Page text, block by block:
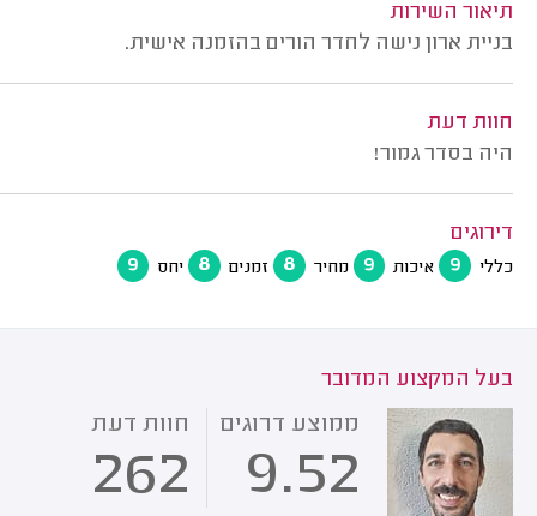
תיאור השירות
בניית ארון נישה לחדר הורים בהזמנה אישית.
חוות דעת
היה בסדר גמור!
דירוגים
כללי 9 איכות 9 מחיר 8 זמנים 8 יחס 9
בעל המקצוע המדובר
ממוצע דרוגים
9.52
חוות דעת
262